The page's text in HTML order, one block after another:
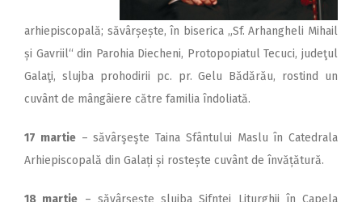
arhiepiscopală; săvârșește, în biserica „Sf. Arhangheli Mihail
și Gavriil“ din Parohia Diecheni, Protopopiatul Tecuci, judeţul
Galaţi, slujba prohodirii pc. pr. Gelu Bădărău, rostind un
cuvânt de mângâiere către familia îndoliată.
17 martie– săvârşeşte Taina Sfântului Maslu în Catedrala
Arhiepiscopală din Galați și rostește cuvânt de învățătură.
18 martie – săvârșește slujba Sifntei Liturghii în Capela